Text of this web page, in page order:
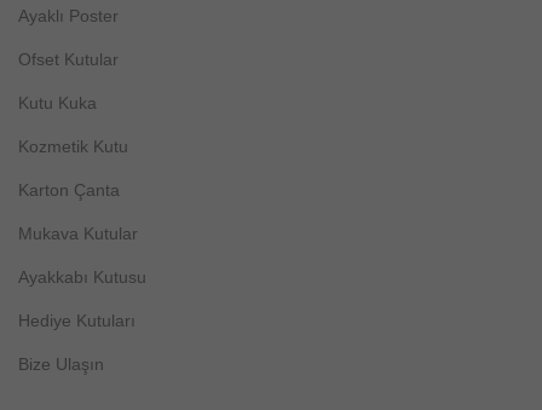
Ayaklı Poster
Ofset Kutular
Kutu Kuka
Kozmetik Kutu
Karton Çanta
Mukava Kutular
Ayakkabı Kutusu
Hediye Kutuları
Bize Ulaşın